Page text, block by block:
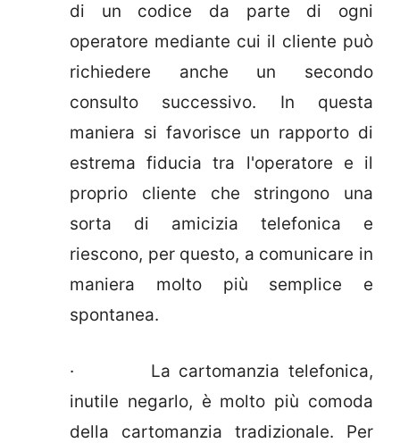
di un codice da parte di ogni
operatore mediante cui il cliente può
richiedere anche un secondo
consulto successivo. In questa
maniera si favorisce un rapporto di
estrema fiducia tra l'operatore e il
proprio cliente che stringono una
sorta di amicizia telefonica e
riescono, per questo, a comunicare in
maniera molto più semplice e
spontanea.
· La cartomanzia telefonica,
inutile negarlo, è molto più comoda
della cartomanzia tradizionale. Per